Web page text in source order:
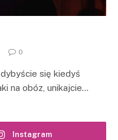
0
się kiedyś
na obóz, unikajcie…
Instagram